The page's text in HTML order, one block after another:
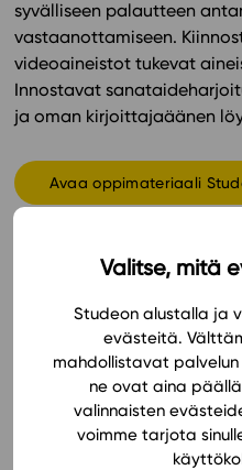
Valitse, mitä
Studeon alustalla ja
evästeitä.
mahdollistavat
ne ovat aina
valinnaisten
voimme tarjota
syvälliseen palautteen
vastaanottamiseen.
videoaineistot tukevat
Innostavat
ja oman kirjoittajaäänen
Avaa oppimateriaali
Hinnasto